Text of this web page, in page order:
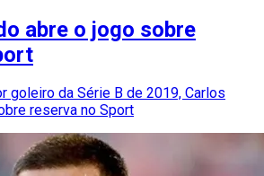
abre o jogo sobre
goleiro da Série B de 2019, Carlos
reserva no Sport